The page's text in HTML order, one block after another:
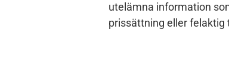
utelämna information
prissättning eller